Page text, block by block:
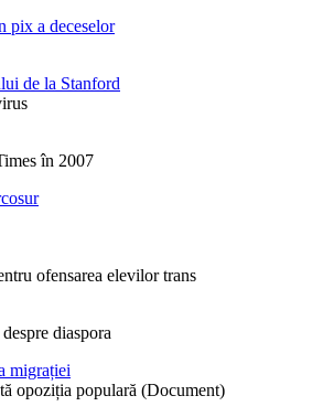
pix a deceselor
de la Stanford
în 2007
ofensarea elevilor trans
diaspora
migrației
opoziția populară (Document)